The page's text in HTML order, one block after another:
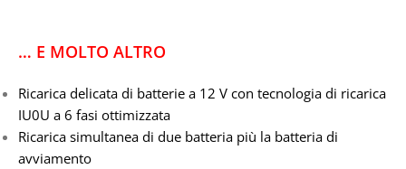
… E MOLTO ALTRO
Ricarica delicata di batterie a 12 V con tecnologia di ricarica
IU0U a 6 fasi ottimizzata
Ricarica simultanea di due batteria più la batteria di
avviamento